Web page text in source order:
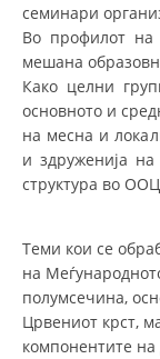
семинари
Во профилот на
мешана
Како целни
основното и
на месна и
и здруженија
структура во
Теми кои се
на
полумсечина,
Црвениот крст,
компонентите